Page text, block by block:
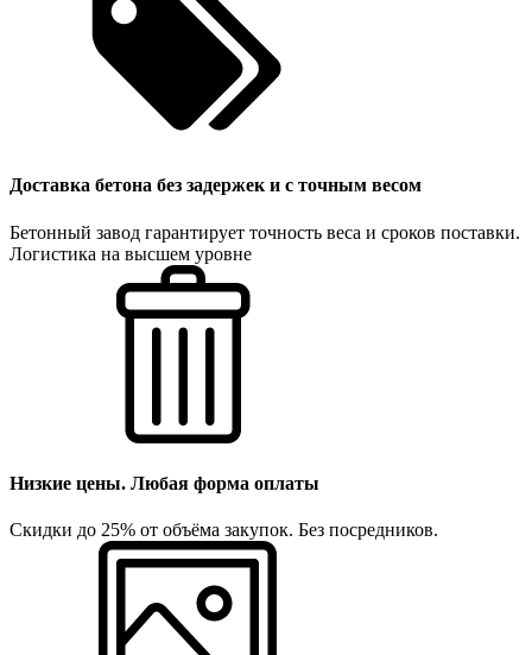
Доставка бетона без задержек и с точным весом
Бетонный завод гарантирует точность веса и сроков поставки.
Логистика на высшем уровне
Низкие цены. Любая форма оплаты
Скидки до 25% от объёма закупок. Без посредников.